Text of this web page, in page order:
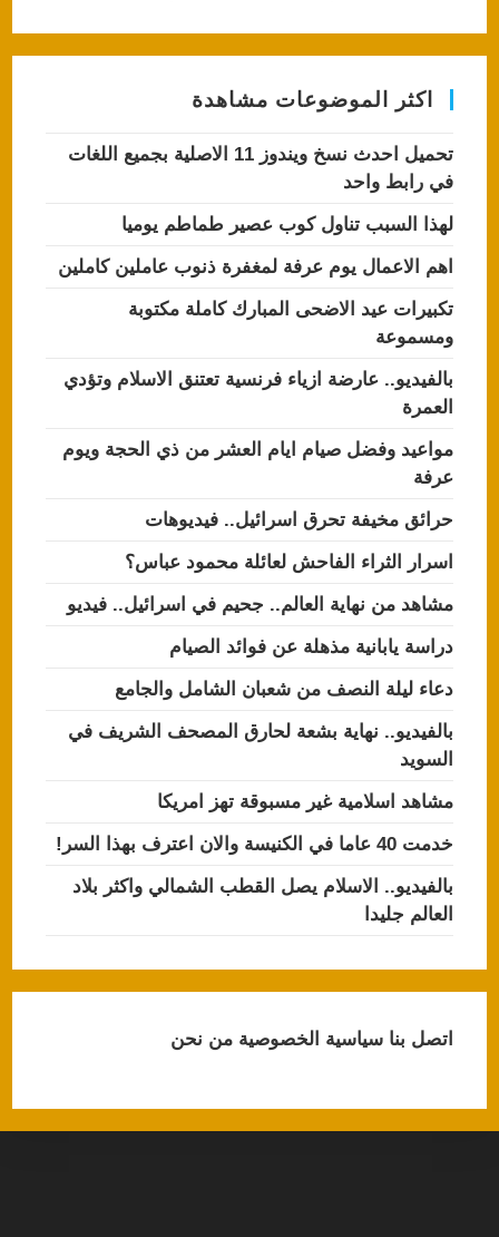
اكثر الموضوعات مشاهدة
تحميل احدث نسخ ويندوز 11 الاصلية بجميع اللغات
في رابط واحد
لهذا السبب تناول كوب عصير طماطم يوميا
اهم الاعمال يوم عرفة لمغفرة ذنوب عاملين كاملين
تكبيرات عيد الاضحى المبارك كاملة مكتوبة
ومسموعة
بالفيديو.. عارضة ازياء فرنسية تعتنق الاسلام وتؤدي
العمرة
مواعيد وفضل صيام ايام العشر من ذي الحجة ويوم
عرفة
حرائق مخيفة تحرق اسرائيل.. فيديوهات
اسرار الثراء الفاحش لعائلة محمود عباس؟
مشاهد من نهاية العالم.. جحيم في اسرائيل.. فيديو
دراسة يابانية مذهلة عن فوائد الصيام
دعاء ليلة النصف من شعبان الشامل والجامع
بالفيديو.. نهاية بشعة لحارق المصحف الشريف في
السويد
مشاهد اسلامية غير مسبوقة تهز امريكا
خدمت 40 عاما في الكنيسة والان اعترف بهذا السر!
بالفيديو.. الاسلام يصل القطب الشمالي واكثر بلاد
العالم جليدا
اتصل بناسياسية الخصوصيةمن نحن